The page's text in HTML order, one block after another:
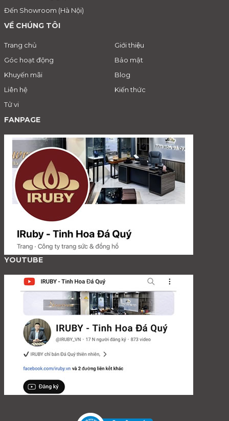
Đến Showroom (Hà Nội)
VỀ CHÚNG TÔI
Trang chủ
Giới thiệu
Góc hoạt động
Bảo mật
Khuyến mãi
Blog
Liên hệ
Kiến thức
Tử vi
FANPAGE
YOUTUBE